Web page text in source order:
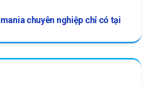
chuyên nghiệp chỉ có tại